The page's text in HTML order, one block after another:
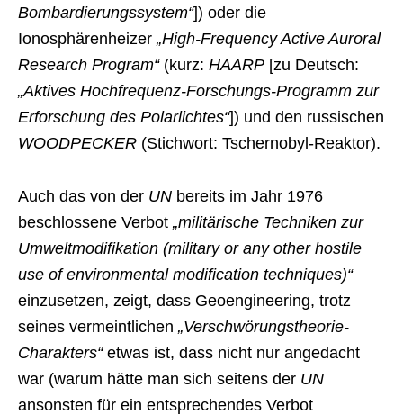
Bombardierungssystem“]) oder die
Ionosphärenheizer „High-Frequency Active Auroral
Research Program“(kurz: HAARP [zu Deutsch:
„Aktives Hochfrequenz-Forschungs-Programm zur
Erforschung des Polarlichtes“]) und den russischen
WOODPECKER (Stichwort: Tschernobyl-Reaktor).
Auch das von der UN bereits im Jahr 1976
beschlossene Verbot „militärische Techniken zur
Umweltmodifikation (military or any other hostile
use of environmental modification techniques)“
einzusetzen, zeigt, dass Geoengineering, trotz
seines vermeintlichen „Verschwörungstheorie-
Charakters“etwas ist, dass nicht nur angedacht
war (warum hätte man sich seitens der UN
ansonsten für ein entsprechendes Verbot